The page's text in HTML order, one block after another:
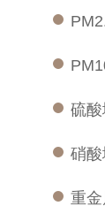
硫酸
硝酸
重金